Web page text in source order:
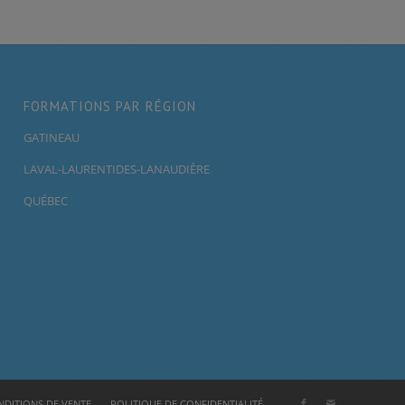
FORMATIONS PAR RÉGION
GATINEAU
LAVAL-LAURENTIDES-LANAUDIÈRE
QUÉBEC